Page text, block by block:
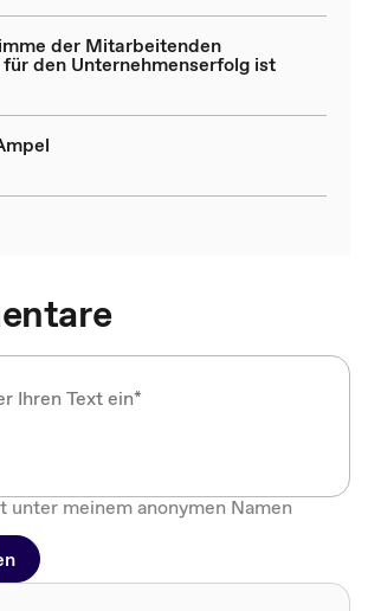
der Mitarbeitenden
den Unternehmenserfolg ist
unter meinem anonymen Namen